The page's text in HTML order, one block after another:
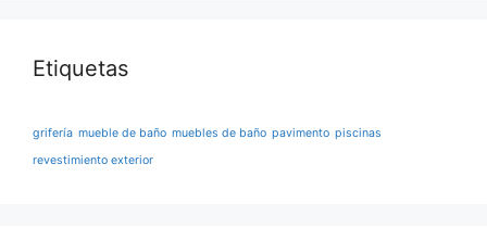
Etiquetas
grifería mueble de baño muebles de baño pavimento piscinas
revestimiento exterior